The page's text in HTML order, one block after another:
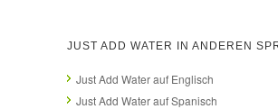
JUST ADD WATER IN ANDEREN
Just Add Water auf Englisch
Just Add Water auf Spanisch